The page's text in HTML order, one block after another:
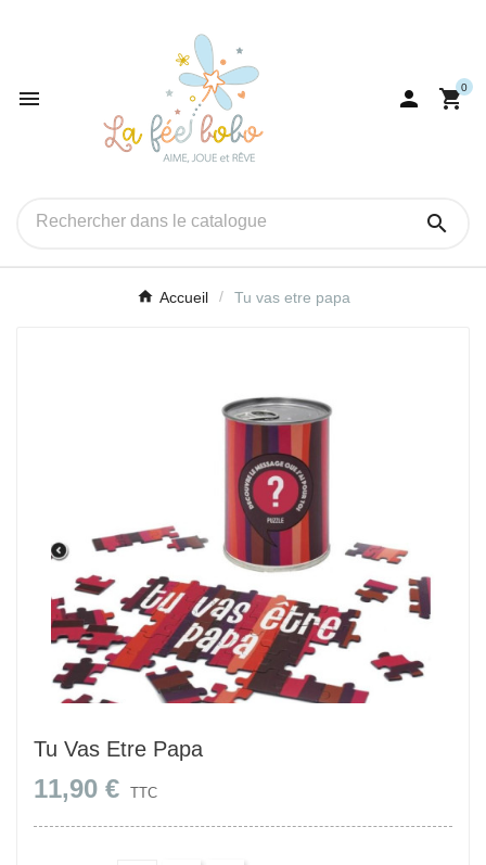
  0

Accueil Tu vas etre papa
Tu Vas Etre Papa
11,90 € TTC